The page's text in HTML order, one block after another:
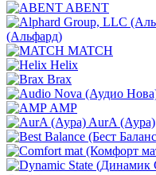
ABENT
(Альфард)
MATCH
Helix
Brax
AMP
AurA (Аура)